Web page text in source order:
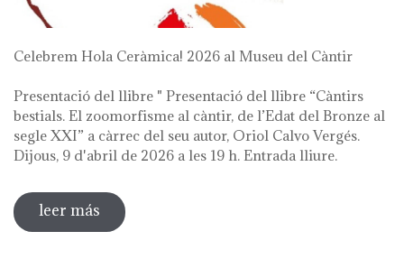
Celebrem Hola Ceràmica! 2026 al Museu del Càntir
Presentació del llibre " Presentació del llibre “Càntirs
bestials. El zoomorfisme al càntir, de l’Edat del Bronze al
segle XXI” a càrrec del seu autor, Oriol Calvo Vergés.
Dijous, 9 d'abril de 2026 a les 19 h. Entrada lliure.
leer más sobre hola ceràmica! 2026